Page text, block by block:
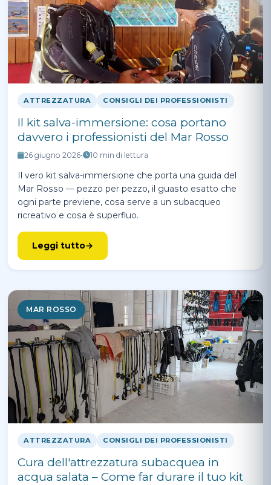
ATTREZZATURA CONSIGLI DEI PROFESSIONISTI
Il kit salva-immersione: cosa portano
davvero i professionisti del Mar Rosso
26 giugno 2026• 10 min di lettura
Il vero kit salva-immersione che porta una guida del
Mar Rosso — pezzo per pezzo, il guasto esatto che
ogni parte previene, cosa serve a un subacqueo
ricreativo e cosa è superfluo.
Leggi tutto
MAR ROSSO
ATTREZZATURA CONSIGLI DEI PROFESSIONISTI
Cura dell'attrezzatura subacquea in
acqua salata – Come far durare il tuo kit